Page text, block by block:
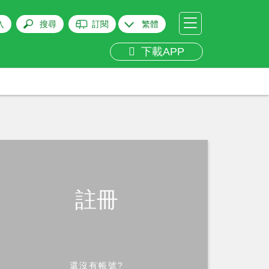
搜尋 訂閱 繁體
下載APP
註冊
還沒有帳號?